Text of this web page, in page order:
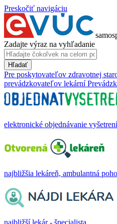
Preskočiť navigáciu
Zadajte výraz na vyhľadanie
Hľadať
Pre poskytovateľov zdravotnej
prevádzkovateľov lekární
elektronické objednávanie vyšetrení
najbližšia lekáreň, ambulantná
najbližší lekár - špecialista